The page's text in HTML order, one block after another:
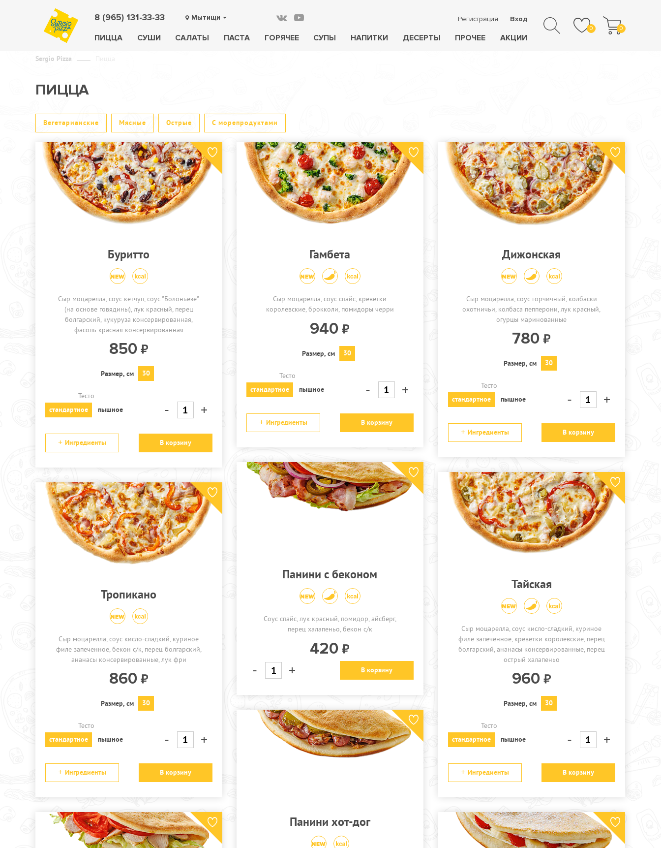
0 0
8 (965) 131-33-33 Мытищи
ПИЦЦА СУШИ САЛАТЫ ПАСТА ГОРЯЧЕЕ СУПЫ НАПИТКИ ДЕСЕРТЫ ПРОЧЕЕ АКЦИИ
Регистрация Вход
Sergio Pizza
ПИЦЦА
Вегетарианские Мясные Острые С морепродуктами
Буритто
Сыр моцарелла, соус кетчуп, соус "Болоньезе"
(на основе говядины), лук красный, перец
болгарский, кукуруза консервированная,
фасоль красная консервированная
850
Размер, см 30
Тесто
стандартное
пышное - +
Ингредиенты В корзину
Гамбета
Сыр моцарелла, соус спайс, креветки
королевские, брокколи, помидоры черри
940
Размер, см 30
Тесто
стандартное
пышное - +
Ингредиенты В корзину
Дижонская
Сыр моцарелла, соус горчичный, колбаски
охотничьи, колбаса пепперони, лук красный,
огурцы маринованные
780
Размер, см 30
Тесто
стандартное
пышное - +
Ингредиенты В корзину
Панини с беконом
Соус спайс, лук красный, помидор, айсберг,
перец халапеньо, бекон с/к
420
- + В корзину
Тайская
Сыр моцарелла, соус кисло-сладкий, куриное
филе запеченное, креветки королевские, перец
болгарский, ананасы консервированные, перец
острый халапеньо
960
Размер, см 30
Тесто
стандартное
пышное - +
Ингредиенты В корзину
Тропикано
Сыр моцарелла, соус кисло-сладкий, куриное
филе запеченное, бекон с/к, перец болгарский,
ананасы консервированные, лук фри
860
Размер, см 30
Тесто
стандартное
пышное - +
Ингредиенты В корзину
Панини хот-дог